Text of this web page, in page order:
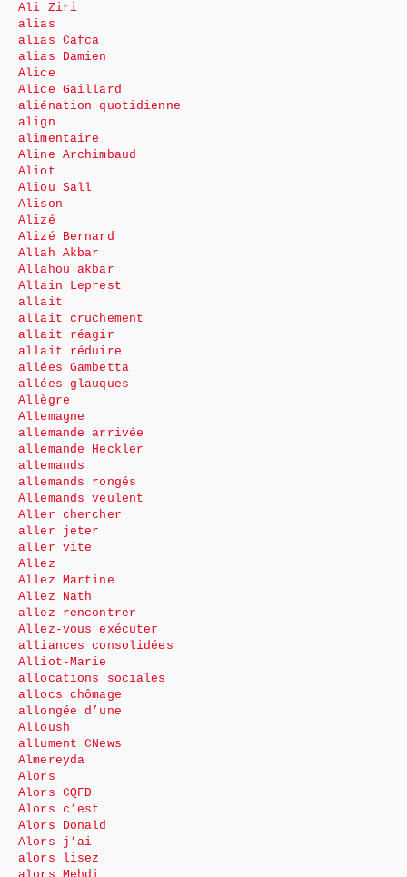
Ali Ziri
alias
alias Cafca
alias Damien
Alice
Alice Gaillard
aliénation quotidienne
align
alimentaire
Aline Archimbaud
Aliot
Aliou Sall
Alison
Alizé
Alizé Bernard
Allah Akbar
Allahou akbar
Allain Leprest
allait
allait cruchement
allait réagir
allait réduire
allées Gambetta
allées glauques
Allègre
Allemagne
allemande arrivée
allemande Heckler
allemands
allemands rongés
Allemands veulent
Aller chercher
aller jeter
aller vite
Allez
Allez Martine
Allez Nath
allez rencontrer
Allez-vous exécuter
alliances consolidées
Alliot-Marie
allocations sociales
allocs chômage
allongée d’une
Alloush
allument CNews
Almereyda
Alors
Alors CQFD
Alors c’est
Alors Donald
Alors j’ai
alors lisez